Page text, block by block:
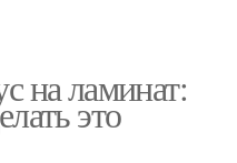
на ламинат:
это